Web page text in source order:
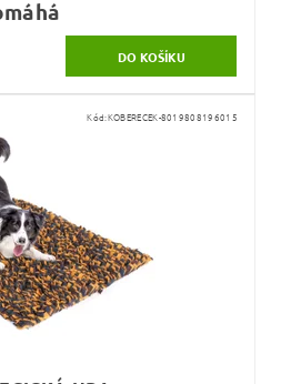
Kód:KOBERECEK-8019808196015